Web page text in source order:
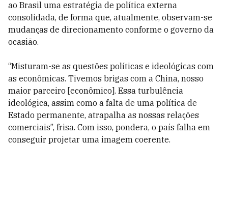
ao Brasil uma estratégia de política externa
consolidada, de forma que, atualmente, observam-se
mudanças de direcionamento conforme o governo da
ocasião.
“Misturam-se as questões políticas e ideológicas com
as econômicas. Tivemos brigas com a China, nosso
maior parceiro [econômico]. Essa turbulência
ideológica, assim como a falta de uma política de
Estado permanente, atrapalha as nossas relações
comerciais”, frisa. Com isso, pondera, o país falha em
conseguir projetar uma imagem coerente.